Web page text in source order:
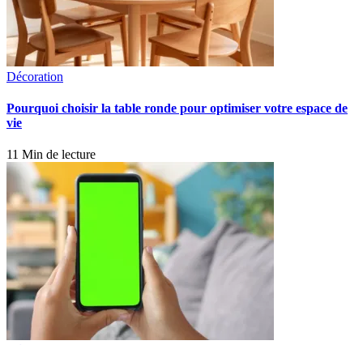
Décoration
Pourquoi choisir la table ronde pour optimiser votre espace de
vie
11 Min de lecture